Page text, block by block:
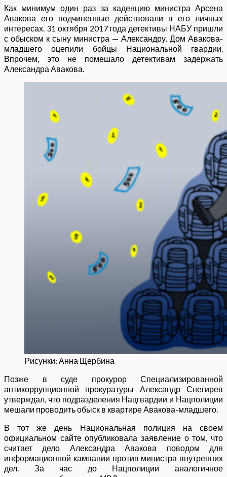
Как минимум один раз за каденцию министра Арсена
Авакова его подчиненные действовали в его личных
интересах. 31 октября 2017 года детективы НАБУ пришли
с обыском к сыну министра — Александру. Дом Авакова-
младшего оцепили бойцы Национальной гвардии.
Впрочем, это не помешало детективам задержать
Александра Авакова.
Рисунки: Анна Щербина
Позже в суде прокурор Специализированной
антикоррупционной прокуратуры Александр Снегирев
утверждал, что подразделения Нацгвардии и Нацполиции
мешали проводить обыск в квартире Авакова-младшего.
В тот же день Национальная полиция на своем
официальном сайте опубликовала заявление о том, что
считает дело Александра Авакова поводом для
информационной кампании против министра внутренних
дел. За час до Нацполиции аналогичное